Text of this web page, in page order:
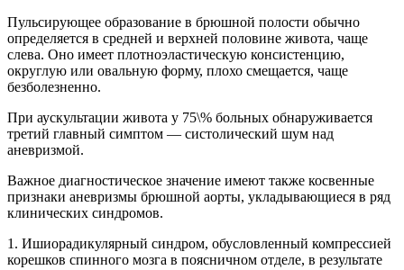
Пульсирующее образование в брюшной полости обычно
определяется в средней и верхней половине живота, чаще
слева. Оно имеет плотноэластическую консистенцию,
округлую или овальную форму, плохо смещается, чаще
безболезненно.
При аускультации живота у 75\% больных обнаруживается
третий главный симптом — систолический шум над
аневризмой.
Важное диагностическое значение имеют также косвенные
признаки аневризмы брюшной аорты, укладывающиеся в ряд
клинических синдромов.
1. Ишиорадикулярный синдром, обусловленный компрессией
корешков спинного мозга в поясничном отделе, в результате